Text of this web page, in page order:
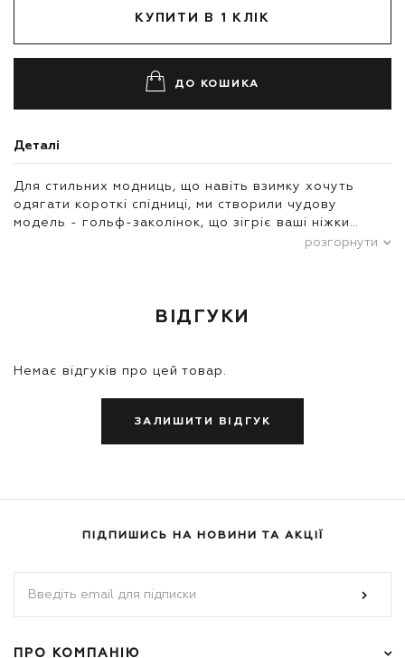
КУПИТИ В 1 КЛІК
ДО КОШИКА
Деталі
Для стильних модниць, що навіть взимку хочуть
одягати короткі спідниці, ми створили чудову
модель - гольф-заколінок, що зігріє ваші ніжки…
розгорнути
ВІДГУКИ
Немає відгуків про цей товар.
ЗАЛИШИТИ ВІДГУК
ПІДПИШИСЬ НА НОВИНИ ТА АКЦІЇ
ПРО КОМПАНІЮ